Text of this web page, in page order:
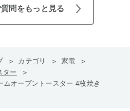
問をもっと見る
カテゴリ
家電
ター
ムオーブントースター 4枚焼き